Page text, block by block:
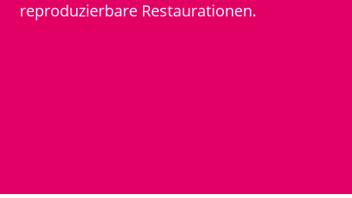
reproduzierbare Restaurationen.